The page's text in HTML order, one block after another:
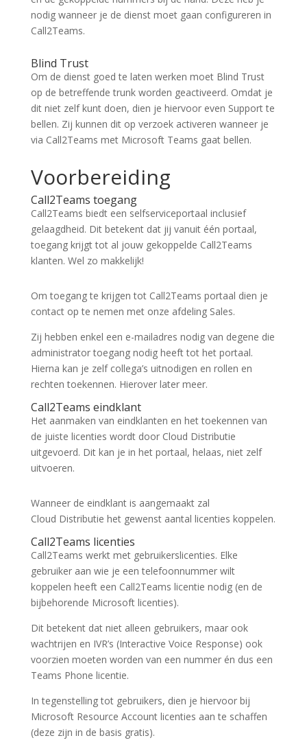
nodig wanneer je de dienst moet gaan configureren in
Call2Teams.
Blind Trust
Om de dienst goed te laten werken moet Blind Trust
op de betreffende trunk worden geactiveerd. Omdat je
dit niet zelf kunt doen, dien je hiervoor even Support te
bellen. Zij kunnen dit op verzoek activeren wanneer je
via Call2Teams met Microsoft Teams gaat bellen.
Voorbereiding
Call2Teams toegang
Call2Teams biedt een selfserviceportaal inclusief
gelaagdheid. Dit betekent dat jij vanuit één portaal,
toegang krijgt tot al jouw gekoppelde Call2Teams
klanten. Wel zo makkelijk!
Om toegang te krijgen tot Call2Teams portaal dien je
contact op te nemen met onze afdeling Sales.
Zij hebben enkel een e-mailadres nodig van degene die
administrator toegang nodig heeft tot het portaal.
Hierna kan je zelf collega’s uitnodigen en rollen en
rechten toekennen. Hierover later meer.
Call2Teams eindklant
Het aanmaken van eindklanten en het toekennen van
de juiste licenties wordt door Cloud Distributie
uitgevoerd. Dit kan je in het portaal, helaas, niet zelf
uitvoeren.
Wanneer de eindklant is aangemaakt zal
Cloud Distributie het gewenst aantal licenties koppelen.
Call2Teams licenties
Call2Teams werkt met gebruikerslicenties. Elke
gebruiker aan wie je een telefoonnummer wilt
koppelen heeft een Call2Teams licentie nodig (en de
bijbehorende Microsoft licenties).
Dit betekent dat niet alleen gebruikers, maar ook
wachtrijen en IVR’s (Interactive Voice Response) ook
voorzien moeten worden van een nummer én dus een
Teams Phone licentie.
In tegenstelling tot gebruikers, dien je hiervoor bij
Microsoft Resource Account licenties aan te schaffen
(deze zijn in de basis gratis).